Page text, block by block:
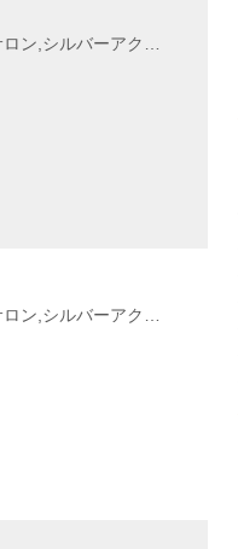
ン,シルバーアクセ
life養成講座,
座,gris-gris c.
ン,シルバーアクセ
座,gris-gris c.